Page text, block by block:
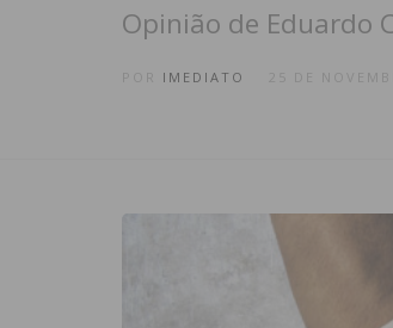
Opinião de Eduardo
IMEDIATO